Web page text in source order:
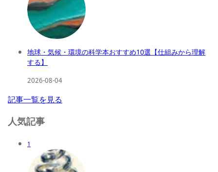
地球・気候・環境の科学本おすすめ10選【仕組みから理解
する】
2026-08-04
記事一覧を見る
人気記事
1